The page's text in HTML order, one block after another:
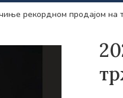
рекордном продајом на